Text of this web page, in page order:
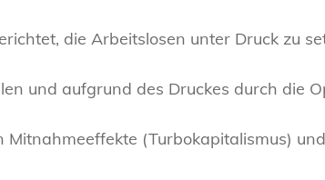
die Arbeitslosen unter Druck zu
und aufgrund des Druckes durch die
(Turbokapitalismus)